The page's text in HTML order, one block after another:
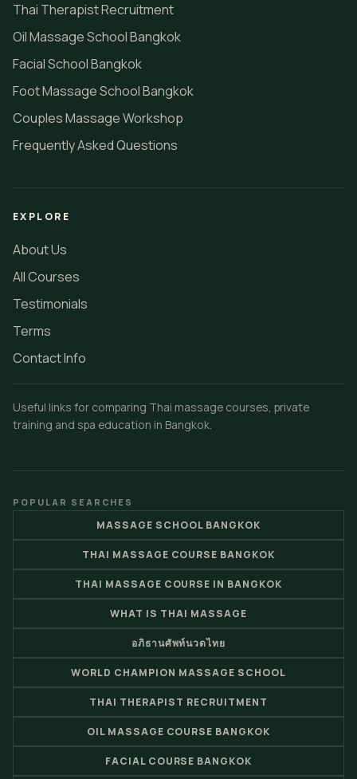
Thai Therapist Recruitment
Oil Massage School Bangkok
Facial School Bangkok
Foot Massage School Bangkok
Couples Massage Workshop
Frequently Asked Questions
EXPLORE
About Us
All Courses
Testimonials
Terms
Contact Info
Useful links for comparing Thai massage courses, private
training and spa education in Bangkok.
POPULAR SEARCHES
MASSAGE SCHOOL BANGKOK
THAI MASSAGE COURSE BANGKOK
THAI MASSAGE COURSE IN BANGKOK
WHAT IS THAI MASSAGE
อภิธานศัพท์นวดไทย
WORLD CHAMPION MASSAGE SCHOOL
THAI THERAPIST RECRUITMENT
OIL MASSAGE COURSE BANGKOK
FACIAL COURSE BANGKOK